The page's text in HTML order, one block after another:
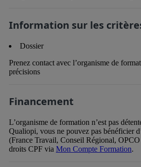
Information sur les
Dossier
Prenez contact avec l’organisme de
précisions
Financement
L’organisme de formation n’est pas
Qualiopi, vous ne pouvez pas bénéficier
(France Travail, Conseil Régional,
droits CPF via Mon Compte Formation.